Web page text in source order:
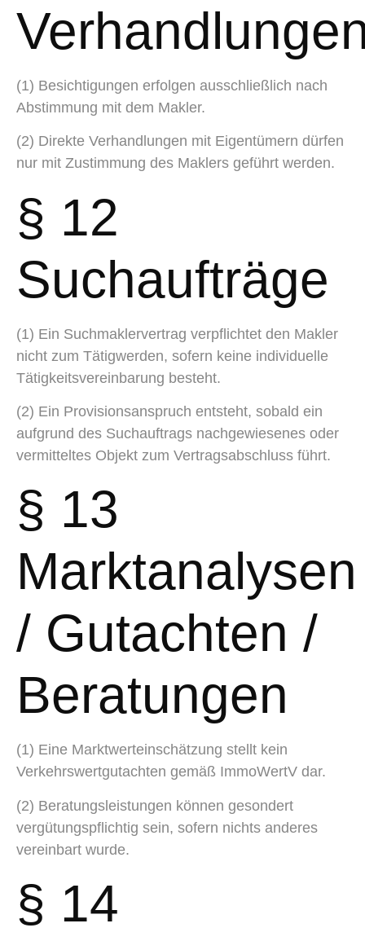
(1) Besichtigungen erfolgen ausschließlich nach
Abstimmung mit dem Makler.
(2) Direkte Verhandlungen mit Eigentümern dürfen
nur mit Zustimmung des Maklers geführt werden.
§ 12
Suchaufträge
(1) Ein Suchmaklervertrag verpflichtet den Makler
nicht zum Tätigwerden, sofern keine individuelle
Tätigkeitsvereinbarung besteht.
(2) Ein Provisionsanspruch entsteht, sobald ein
aufgrund des Suchauftrags nachgewiesenes oder
vermitteltes Objekt zum Vertragsabschluss führt.
§ 13
Marktanalysen
/ Gutachten /
Beratungen
(1) Eine Marktwerteinschätzung stellt kein
Verkehrswertgutachten gemäß ImmoWertV dar.
(2) Beratungsleistungen können gesondert
vergütungspflichtig sein, sofern nichts anderes
vereinbart wurde.
§ 14